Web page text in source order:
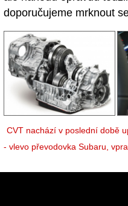
doporučujeme mrknout
CVT nachází v poslední době
- vlevo převodovka Subaru,